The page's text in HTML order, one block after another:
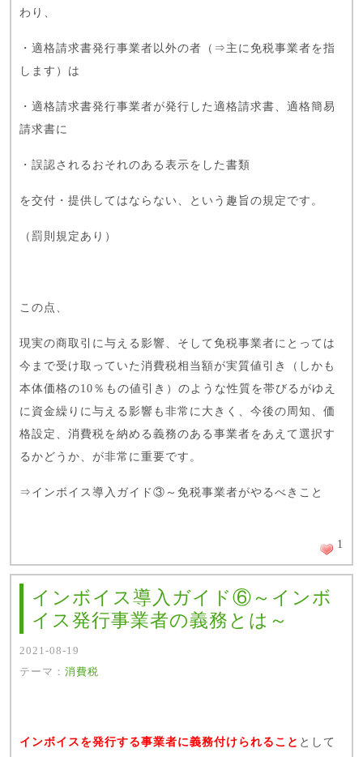
わり、
・適格請求書発行事業者以外の者（⇒主に免税事業者を指
します）は
・適格請求書発行事業者が発行した適格請求書、適格簡易
請求書に
・誤認されるおそれのある表示をした書類
を交付・提供してはならない、という趣旨の規定です。
（罰則規定あり）
この点、
現実の商取引に与える影響、そして免税事業者にとっては
今まで受け取っていた消費税相当額が実質値引き（しかも
本体価格の10％もの値引き）のような性質を帯びるがゆえ
に資金繰りに与える影響も非常に大きく、今後の周知、価
格設定、消費税を納める義務のある事業者をあえて選択す
るかどうか、が非常に重要です。
⇒ インボイス導入ガイド③～免税事業者がやるべきこと
1
インボイス導入ガイド⑥～インボ
イス発行事業者の義務とは～
2021-08-19
テーマ： 消費税
インボイスを発行する事業者に義務付けられること として